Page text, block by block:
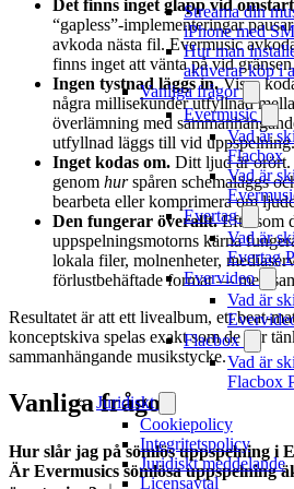
Streama din
iPhone med
Hur man
aktiverar köp i
Vanliga frågor
Evermusic
Vad är
Flacbox
Vad är
Evertag
Vad är
Evertag
Evervideo
Vad är
Flacbox
Vad är
Flacbox
Juridiskt
Cookiepolicy
Integritetspolicy
Juridiskt meddelande
Licensavtal
Det finns inget glapp vid
“gapless”-implementeringar
avkoda nästa fil. Evermusic
finns inget att vänta på vid
Ingen tystnad läggs in.Vissa
några millisekunder utfyllnad
överlämning med
utfyllnad läggs till vid uppspelning.
Inget kodas om. Ditt ljud är orört.
genom hurspåren schemaläggs
bearbeta eller komprimera om
Den fungerar överallt.Eftersom
uppspelningsmotorns kärna
lokala filer, molnenheter,
förlustbehäftade format — med
Resultatet är att ett livealbum, ett beat-
konceptskiva spelas exakt som de var
sammanhängande musikstycke.
Vanliga frågor
Hur slår jag på sömlös uppspelning i
Är Evermusics sömlösa uppspelning